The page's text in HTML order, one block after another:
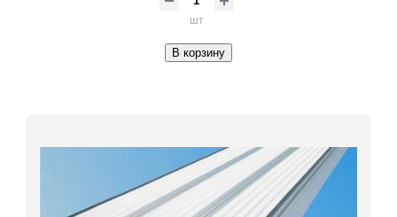
шт
В корзину